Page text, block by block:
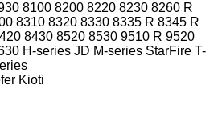
8100 8200 8220 8230 8260 R
8310 8320 8330 8335 R 8345 R
8430 8520 8530 9510 R 9520
H-series JD M-series StarFire T-
Kioti